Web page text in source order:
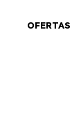
OFERTAS